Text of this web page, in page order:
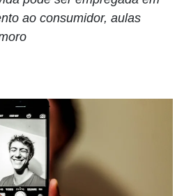
ao consumidor, aulas